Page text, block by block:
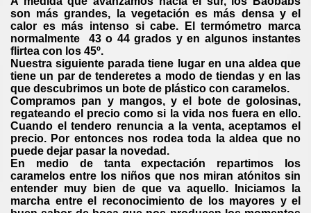
son más grandes, la vegetación es más densa y el
calor es más intenso si cabe. El termómetro marca
normalmente 43 o 44 grados y en algunos instantes
flirtea con los 45º.
Nuestra siguiente parada tiene lugar en una aldea que
tiene un par de tenderetes a modo de tiendas y en las
que descubrimos un bote de plástico con caramelos.
Compramos pan y mangos, y el bote de golosinas,
regateando el precio como si la vida nos fuera en ello.
Cuando el tendero renuncia a la venta, aceptamos el
precio. Por entonces nos rodea toda la aldea que no
puede dejar pasar la novedad.
En medio de tanta expectación repartimos los
caramelos entre los niños que nos miran atónitos sin
entender muy bien de que va aquello. Iniciamos la
marcha entre el reconocimiento de los mayores y el